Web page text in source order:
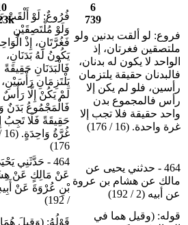
6
739
فُرُوعٌ: لَوْ أَلْقَتْ
وَلَوْ مُلْتَصِقَيْنِ
فَغُرَّتَانِ، إِذْ
يَكُونُ لَهُ بَدَنَانِ،
فَالْبَدَنَانِ حَقِيقَةً
يَلْتَزِمَانِ رَأْسَيْنِ،
لَمْ يَكُنْ إِلَّا رَأْسٌ
فَالْمَجْمُوعُ بَدَنٌ
حَقِيقَةً فَلَا تَجِبُ
غُرَّةُ
176)
فروع: لو ألقت بدنين ولو
ملتصقين فغرتان، إذ
الواحد لا يكون له بدنان،
فالبدنان حقيقة يلتزمان
رأسين، فلو لم يكن إلا
رأس فالمجموع بدن
واحد حقيقة فلا تجب إلا
غرة واحدة. (16 / 176)
464 - حَدَّثَنِي
عَنْ مَالِكٍ عَنْ
/ 192)
464 - حدثني يحيى عن
مالك عن هشام بن عروة
عن أبيه (2 / 192)
قَوْلُهُ: (وَقِيلَ
قوله: (وقيل هما في